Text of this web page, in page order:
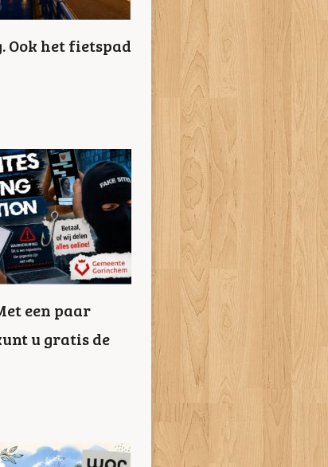
Ook het fietspad
een paar
u gratis de